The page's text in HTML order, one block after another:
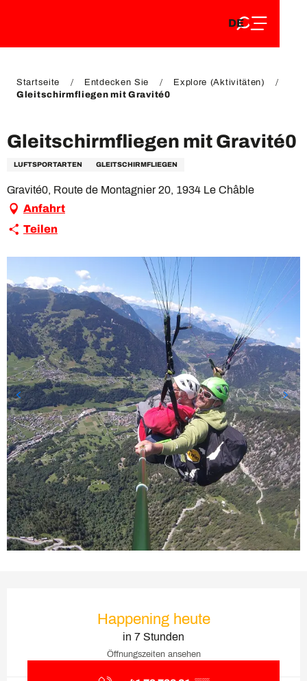
EN
DE
FR
Startseite Entdecken Sie
Explore (Aktivitäten)
Gleitschirmfliegen mit Gravité0
Gleitschirmfliegen mit Gravité0
LUFTSPORTARTEN GLEITSCHIRMFLIEGEN
Gravité0, Route de Montagnier 20, 1934 Le Châble
Anfahrt
Teilen
Happening heute
in 7 Stunden
Öffnungszeiten ansehen